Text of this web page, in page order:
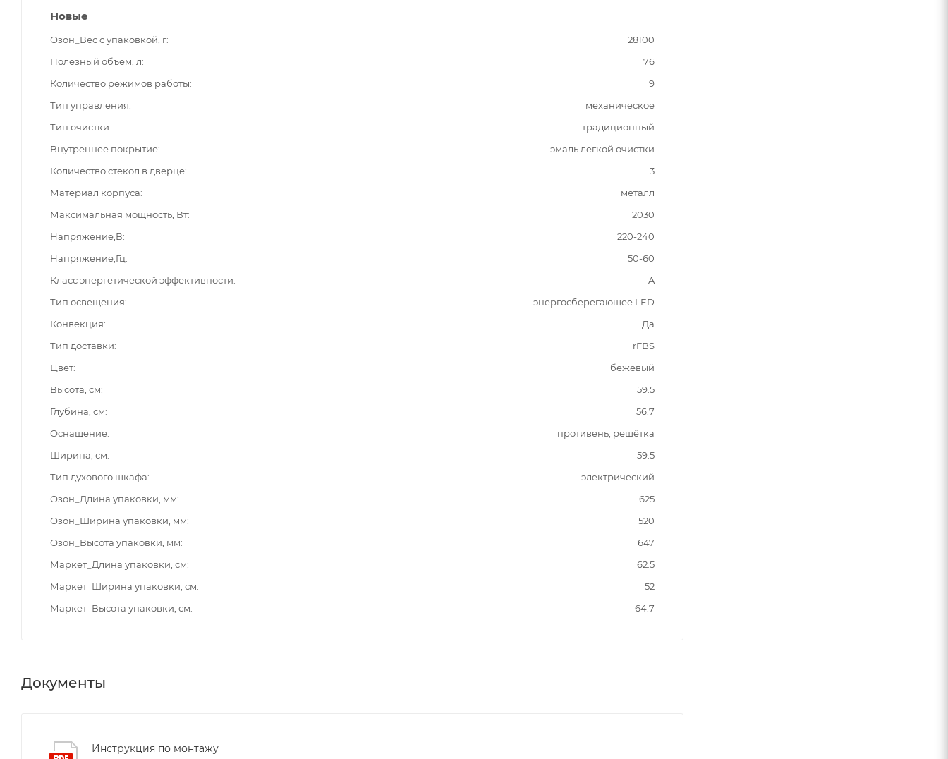
Новые
Озон_Вес с упаковкой, г
28100
Полезный объем, л
76
Количество режимов работы
9
Тип управления
механическое
Тип очистки
традиционный
Внутреннее покрытие
эмаль легкой очистки
Количество стекол в дверце
3
Материал корпуса
металл
Максимальная мощность, Вт
2030
Напряжение,В
220-240
Напряжение,Гц
50-60
Класс энергетической эффективности
A
Тип освещения
энергосберегающее LED
Конвекция
Да
Тип доставки
rFBS
Цвет
бежевый
Высота, см
59.5
Глубина, см
56.7
Оснащение
противень, решётка
Ширина, см
59.5
Тип духового шкафа
электрический
Озон_Длина упаковки, мм
625
Озон_Ширина упаковки, мм
520
Озон_Высота упаковки, мм
647
Маркет_Длина упаковки, см
62.5
Маркет_Ширина упаковки, см
52
Маркет_Высота упаковки, см
64.7
Документы
Инструкция по монтажу